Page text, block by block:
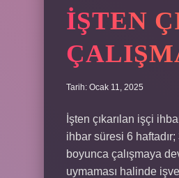
İŞTEN
Tarih: Ocak 11, 2025
İşten çıkarılan işçi
ihbar süresi 6
boyunca çalışmaya
uymaması halinde